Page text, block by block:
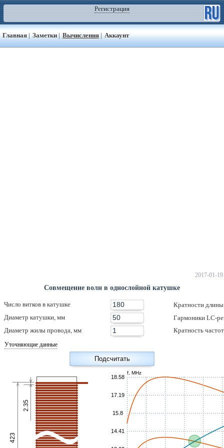
Регистрация
Главная | Заметки | Вычисления | Аккаунт
2017-01-19
Совмещение волн в однослойной катушке
Число витков в катушке
Кратности
Диаметр катушки, мм
Гармоники LC-
Диаметр жилы провода, мм
Кратность
Уточняющие данные
423
2.35
14.41
15.8
17.19
18.58
f, MHz